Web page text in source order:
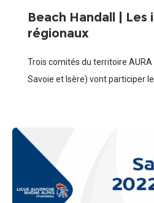
Beach Handall |
régionaux
Trois comités du territoire
Savoie et Isère) vont participer